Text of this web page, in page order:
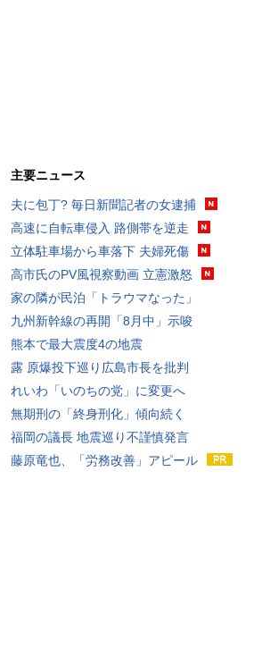
主要ニュース
夫に包丁? 毎日新聞記者の女逮捕
高速に自転車侵入 路側帯を逆走
立体駐車場から車落下 夫婦死傷
高市氏のPV風視察動画 立憲激怒
家の隣が民泊「トラウマなった」
九州新幹線の再開「8月中」示唆
熊本で最大震度4の地震
露 原爆投下巡り広島市長を批判
れいわ「いのちの党」に変更へ
無期刑の「終身刑化」傾向続く
福岡の議長 地震巡り不謹慎発言
藤原竜也、「労務改善」アピール